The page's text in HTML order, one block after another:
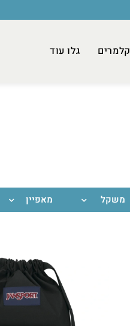
קלמרים גלו עוד
משקל מאפיין